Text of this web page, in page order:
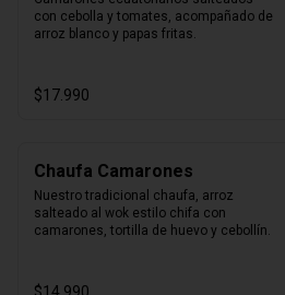
con cebolla y tomates, acompañado de
arroz blanco y papas fritas.
$17.990
Chaufa Camarones
Nuestro tradicional chaufa, arroz
salteado al wok estilo chifa con
camarones, tortilla de huevo y cebollín.